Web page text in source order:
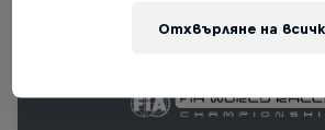
Отхвърляне на